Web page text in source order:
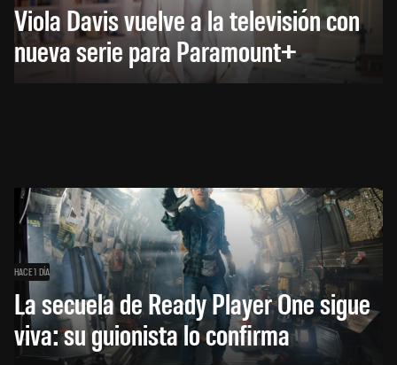
Viola Davis vuelve a la televisión con
nueva serie para Paramount+
HACE 1 DÍA
La secuela de Ready Player One sigue
viva: su guionista lo confirma